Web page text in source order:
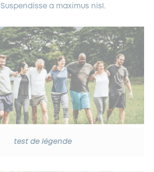
a maximus nisl.
test de légende